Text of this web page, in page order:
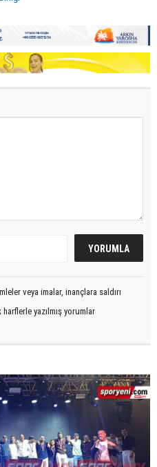
veya imalar, inançlara saldırı
yazılmış yorumlar